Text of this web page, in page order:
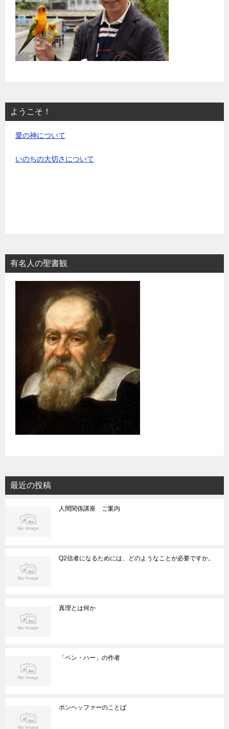
ようこそ！
愛の神について
いのちの大切さについて
有名人の聖書観
最近の投稿
人間関係講座 ご案内
Q2信者になるためには、どのようなことが必要ですか。
真理とは何か
「ベン・ハー」の作者
ボンヘッファーのことば